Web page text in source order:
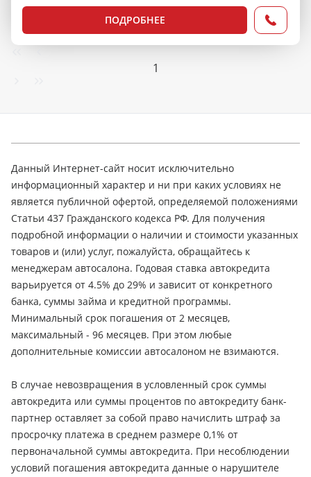
ПОДРОБНЕЕ
1
Данный Интернет-сайт носит исключительно
информационный характер и ни при каких условиях не
является публичной офертой, определяемой положениями
Статьи 437 Гражданского кодекса РФ. Для получения
подробной информации о наличии и стоимости указанных
товаров и (или) услуг, пожалуйста, обращайтесь к
менеджерам автосалона. Годовая ставка автокредита
варьируется от 4.5% до 29% и зависит от конкретного
банка, суммы займа и кредитной программы.
Минимальный срок погашения от 2 месяцев,
максимальный - 96 месяцев. При этом любые
дополнительные комиссии автосалоном не взимаются.
В случае невозвращения в условленный срок суммы
автокредита или суммы процентов по автокредиту банк-
партнер оставляет за собой право начислить штраф за
просрочку платежа в среднем размере 0,1% от
первоначальной суммы автокредита. При несоблюдении
условий погашения автокредита данные о нарушителе